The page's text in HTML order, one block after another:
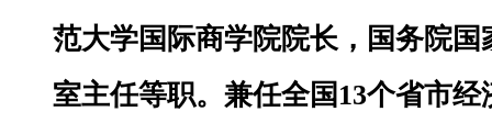
范大学国际商学院院长，国务院
室主任等职。兼任全国13个省市经